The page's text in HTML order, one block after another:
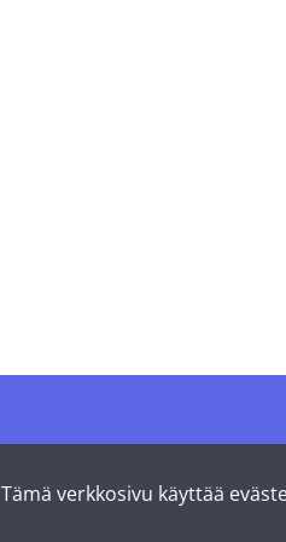
Tämä verkkosivu käyttää